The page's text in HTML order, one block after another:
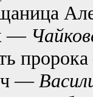
—
—